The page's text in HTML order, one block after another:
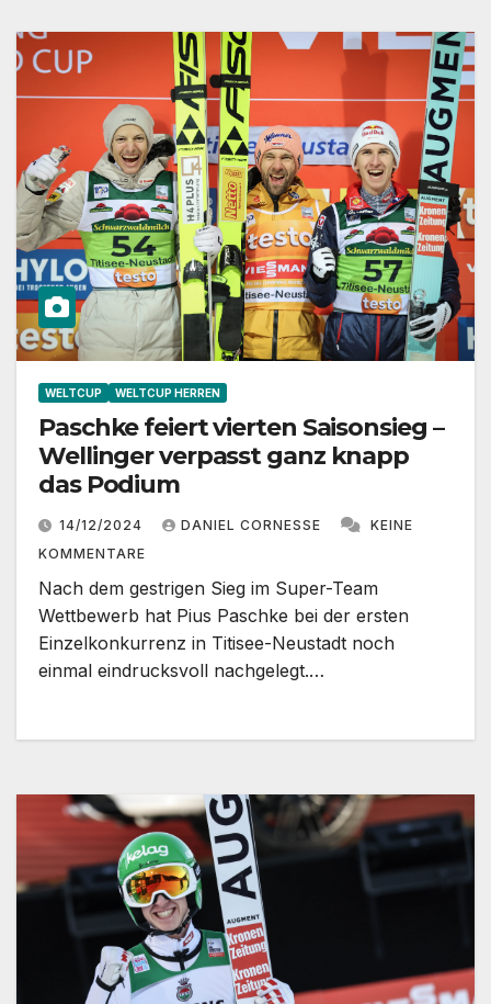
WELTCUP WELTCUP HERREN
Paschke feiert vierten Saisonsieg –
Wellinger verpasst ganz knapp
das Podium
14/12/2024 DANIEL CORNESSE
KEINE
KOMMENTARE
Nach dem gestrigen Sieg im Super-Team
Wettbewerb hat Pius Paschke bei der ersten
Einzelkonkurrenz in Titisee-Neustadt noch
einmal eindrucksvoll nachgelegt.…